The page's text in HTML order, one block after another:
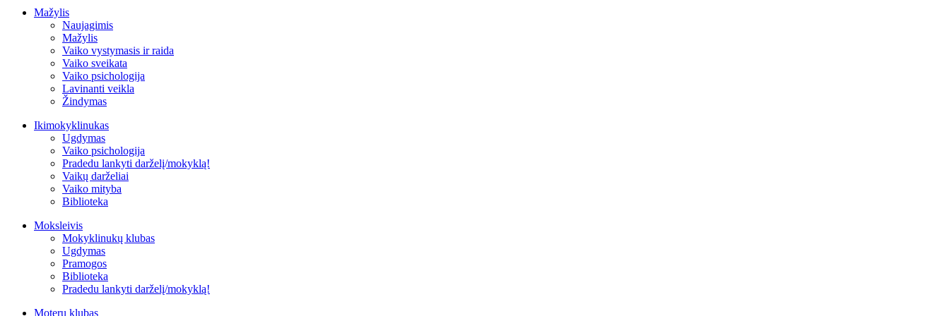
Mažylis
Naujagimis
Mažylis
Vaiko vystymasis ir raida
Vaiko sveikata
Vaiko psichologija
Lavinanti veikla
Žindymas
Ikimokyklinukas
Ugdymas
Vaiko psichologija
Pradedu lankyti darželį/mokyklą!
Vaikų darželiai
Vaiko mityba
Biblioteka
Moksleivis
Mokyklinukų klubas
Ugdymas
Pramogos
Biblioteka
Pradedu lankyti darželį/mokyklą!
Moterų klubas